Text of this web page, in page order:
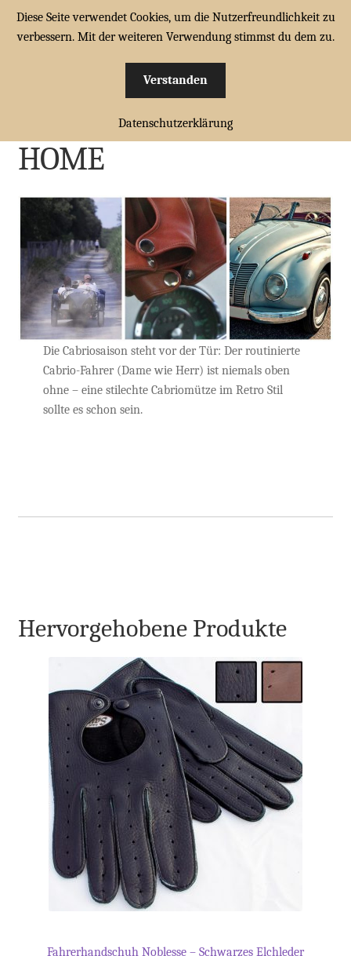
Zur
Zum
Menü
öffnen
CABRIOTÜCHER
FAHRERHANDSCHUHE
öffnen
FAHRERBRILLEN
ZUBEHÖR
WARENKORB
HOME
Die Cabriosaison steht vor der Tür: Der routinierte
Cabrio-Fahrer (Dame wie Herr) ist niemals oben
ohne – eine stilechte Cabriomütze im Retro Stil
sollte es schon sein.
Hervorgehobene Produkte
Fahrerhandschuh Noblesse – Schwarzes Elchleder
Diese Seite verwendet Cookies, um die Nutzerfreundlichkeit zu
verbessern. Mit der weiteren Verwendung stimmst du dem zu.
Verstanden
Datenschutzerklärung